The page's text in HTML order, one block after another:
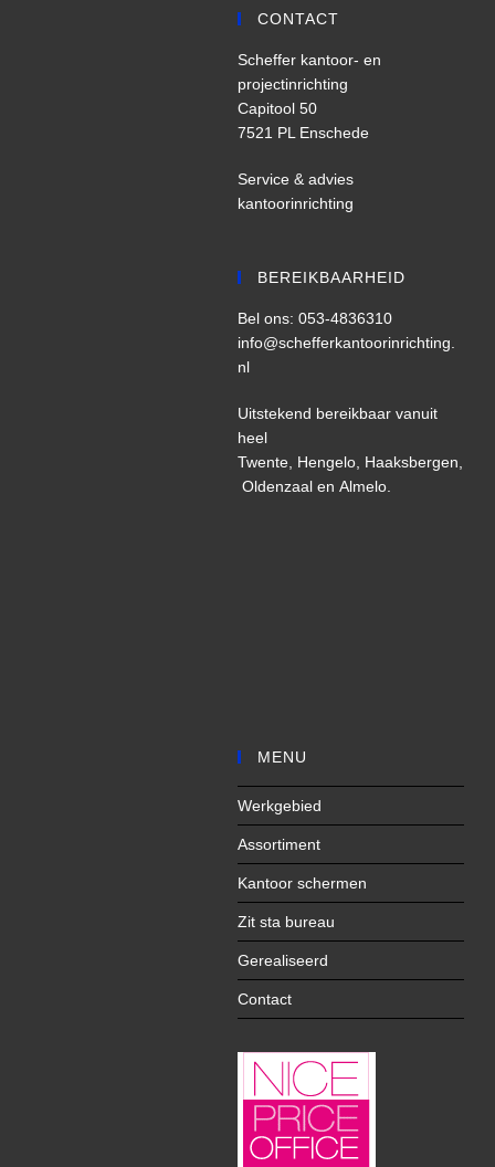
CONTACT
Scheffer kantoor- en
projectinrichting
Capitool 50
7521 PL Enschede
Service & advies
kantoorinrichting
BEREIKBAARHEID
Bel ons: 053-4836310
info@schefferkantoorinrichting.
nl
Uitstekend bereikbaar vanuit
heel
Twente, Hengelo, Haaksbergen,
Oldenzaal enAlmelo
MENU
Werkgebied
Assortiment
Kantoor schermen
Zit sta bureau
Gerealiseerd
Contact